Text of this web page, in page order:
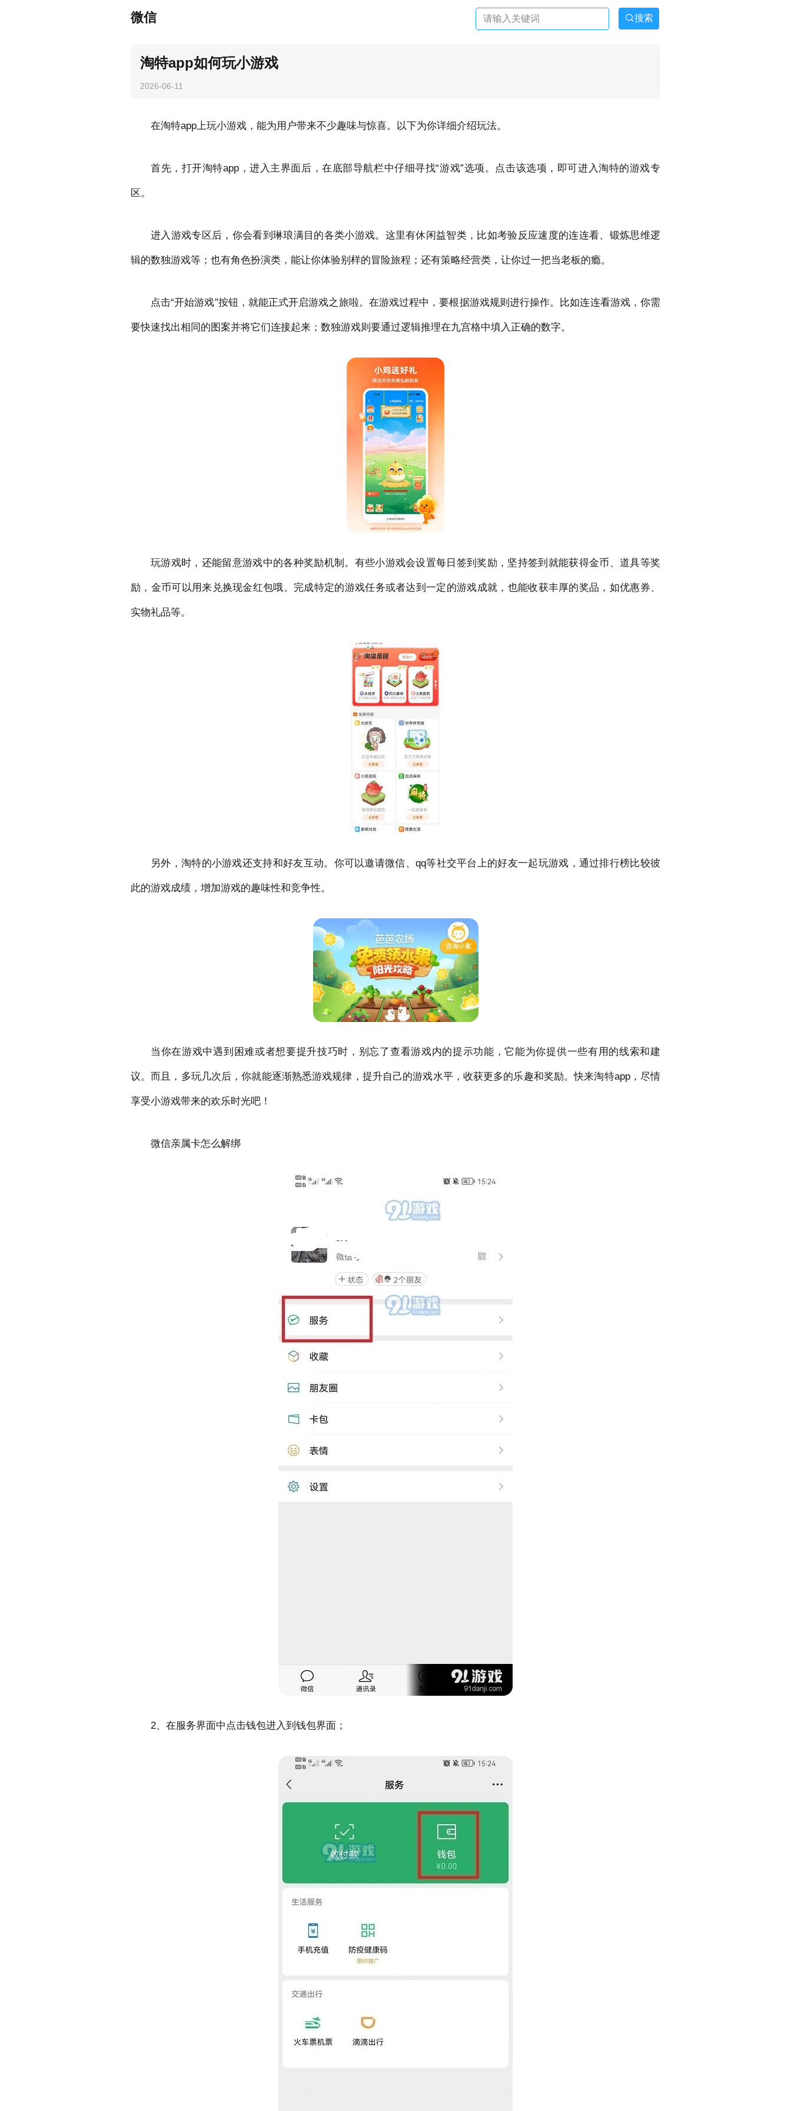
微信 搜索
淘特app如何玩小游戏
2026-06-11
在淘特app上玩小游戏，能为用户带来不少趣味与惊喜。以下为你详细介绍玩法。
首先，打开淘特app，进入主界面后，在底部导航栏中仔细寻找“游戏”选项。点击该选项，即可进入淘特的游戏专
区。
进入游戏专区后，你会看到琳琅满目的各类小游戏。这里有休闲益智类，比如考验反应速度的连连看、锻炼思维逻
辑的数独游戏等；也有角色扮演类，能让你体验别样的冒险旅程；还有策略经营类，让你过一把当老板的瘾。
点击“开始游戏”按钮，就能正式开启游戏之旅啦。在游戏过程中，要根据游戏规则进行操作。比如连连看游戏，你需
要快速找出相同的图案并将它们连接起来；数独游戏则要通过逻辑推理在九宫格中填入正确的数字。
玩游戏时，还能留意游戏中的各种奖励机制。有些小游戏会设置每日签到奖励，坚持签到就能获得金币、道具等奖
励，金币可以用来兑换现金红包哦。完成特定的游戏任务或者达到一定的游戏成就，也能收获丰厚的奖品，如优惠券、
实物礼品等。
另外，淘特的小游戏还支持和好友互动。你可以邀请微信、qq等社交平台上的好友一起玩游戏，通过排行榜比较彼
此的游戏成绩，增加游戏的趣味性和竞争性。
当你在游戏中遇到困难或者想要提升技巧时，别忘了查看游戏内的提示功能，它能为你提供一些有用的线索和建
议。而且，多玩几次后，你就能逐渐熟悉游戏规律，提升自己的游戏水平，收获更多的乐趣和奖励。快来淘特app，尽情
享受小游戏带来的欢乐时光吧！
微信亲属卡怎么解绑
2、在服务界面中点击钱包进入到钱包界面；